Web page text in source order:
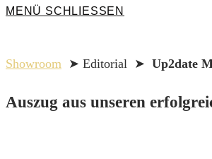
MENÜ SCHLIESSEN
Showroom ➤ Editorial ➤ Up2date
Auszug aus unseren